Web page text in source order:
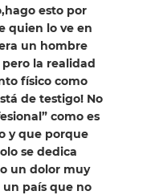
esto por
quien lo ve en
un hombre
la realidad
físico como
de testigo! No
como es
y que porque
se dedica
un dolor muy
país que no